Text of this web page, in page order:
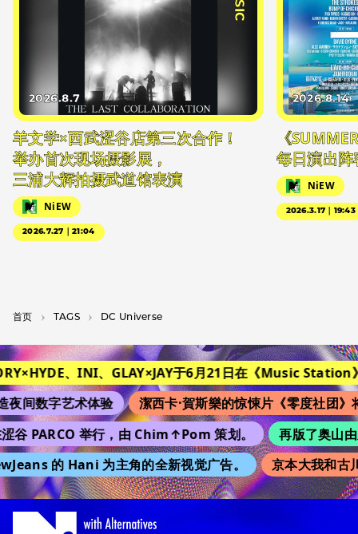
2026.8.7
羊文学×西武涩谷店第三次合作！
举办首次现场摄影展，
三浦大辉拍摄武道馆表演
NiEW
2026.7.27｜21:04
2026.8.14
《
每日演出阵
NiEW
2026.3.17｜19:43
首页 T­A­G­S DC Universe
、INI、GLAY×JAY于6月21日在《Music Station》
间数字艺术体验
潔西卡·賀斯樂的惊悚片《零度社团》
PARCO 举行，由 Chim↑Pom 策划。
再版了奥山由
的 Hani 为主角的全新视觉广告。
京本大我和古